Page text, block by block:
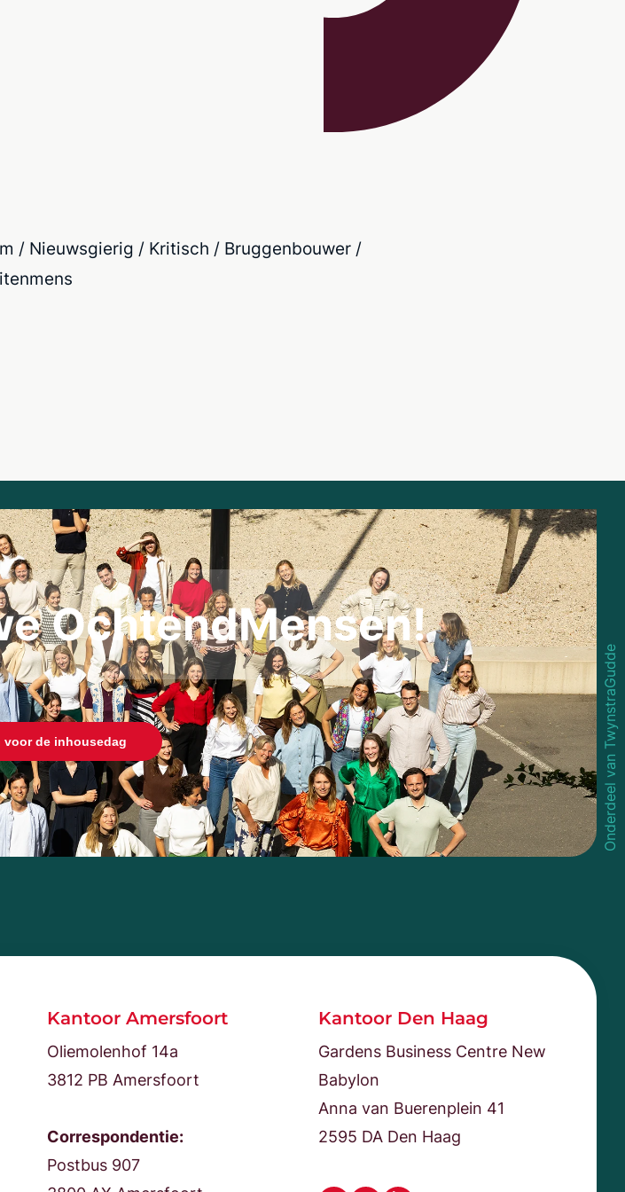
/ Nieuwsgierig / Kritisch / Bruggenbouwer /
OchtendMensen!
voor de inhousedag
Kantoor Amersfoort
Oliemolenhof 14a
3812 PB Amersfoort
Correspondentie:
Postbus 907
Kantoor Den Haag
Gardens Business Centre New
Babylon
Anna van Buerenplein 41
2595 DA Den Haag
Onderdeel van TwynstraGudde